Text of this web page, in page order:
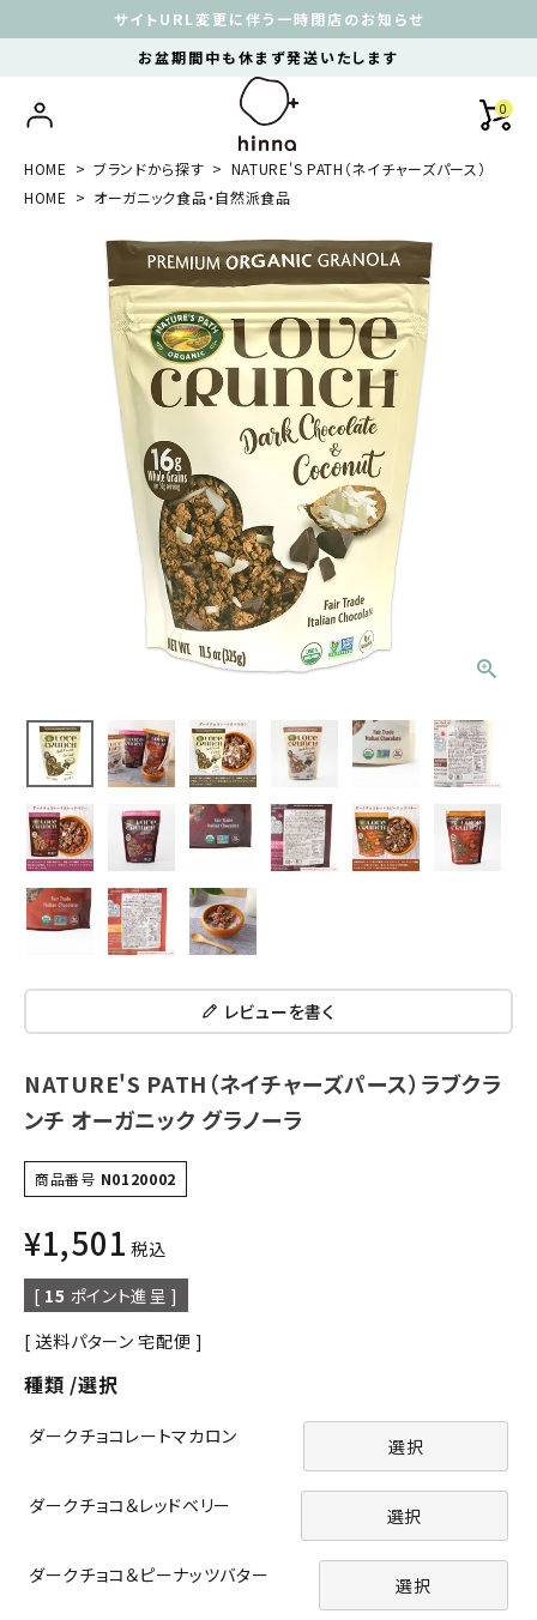
サイトURL変更に伴う一時閉店のお知らせ
お盆期間中も休まず発送いたします
0
HOME ブランドから探す
NATURE'S PATH（ネイチャーズパース）
HOME
オーガニック食品・自然派食品
レビューを書く
NATURE'S PATH（ネイチャーズパース）ラブクラ
ンチ オーガニック グラノーラ
商品番号 N0120002
¥1,501 税込
[ 15 ポイント進呈 ]
送料パターン 宅配便
種類 選択
ダークチョコレートマカロン 選択
ダークチョコ＆レッドベリー 選択
ダークチョコ＆ピーナッツバター 選択